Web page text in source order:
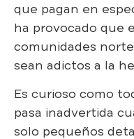
que pagan en
ha provocado que
comunidades
sean adictos a la
Es curioso como
pasa inadvertida
solo pequeños